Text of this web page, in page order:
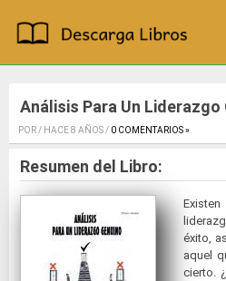
Análisis Para Un Liderazgo
POR / HACE 8 AÑOS / 0 COMENTARIOS ».
Resumen del Libro:
éxito,
aquel
cierto.